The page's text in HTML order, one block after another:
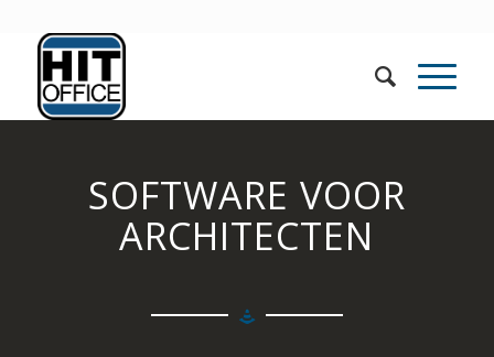
SOFTWARE VOOR
ARCHITECTEN